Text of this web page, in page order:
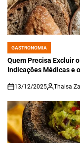
POSTED
IN
GASTRONOMIA
Quem Precisa Excluir
Indicações Médicas e
on
13/12/2025 Thaisa